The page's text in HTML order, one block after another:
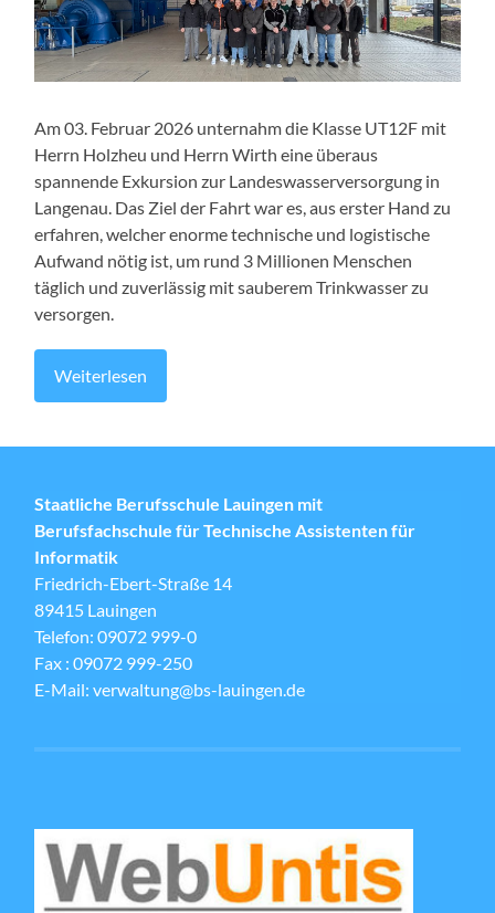
Am 03. Februar 2026 unternahm die Klasse UT12F mit
Herrn Holzheu und Herrn Wirth eine überaus
spannende Exkursion zur Landeswasserversorgung in
Langenau. Das Ziel der Fahrt war es, aus erster Hand zu
erfahren, welcher enorme technische und logistische
Aufwand nötig ist, um rund 3 Millionen Menschen
täglich und zuverlässig mit sauberem Trinkwasser zu
versorgen.
Weiterlesen
Staatliche Berufsschule Lauingen mit
Berufsfachschule für Technische Assistenten für
Informatik
Friedrich-Ebert-Straße 14
89415 Lauingen
Telefon: 09072 999-0
Fax : 09072 999-250
E-Mail: verwaltung@bs-lauingen.de